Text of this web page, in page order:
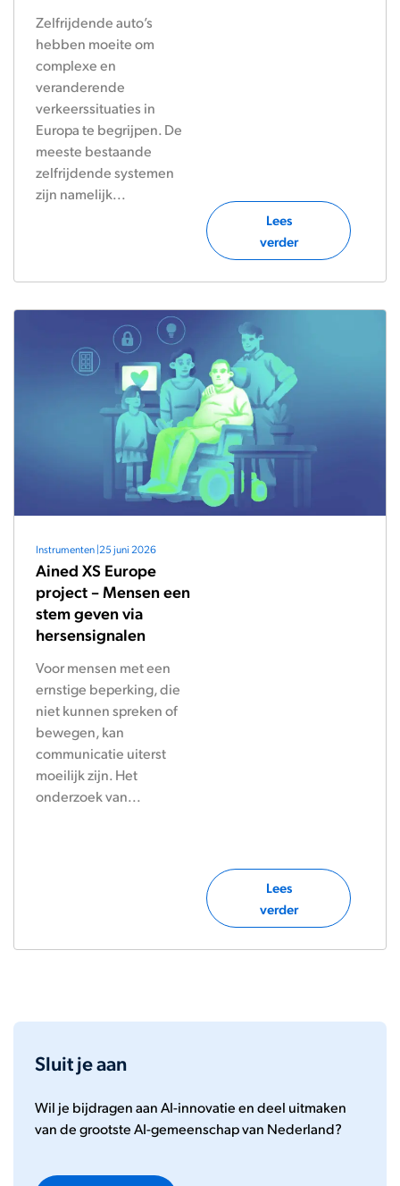
Zelfrijdende auto’s
hebben moeite om
complexe en
veranderende
verkeerssituaties in
Europa te begrijpen. De
meeste bestaande
zelfrijdende systemen
zijn namelijk...
Lees
verder
Instrumenten|25 juni 2026
Ained XS Europe
project – Mensen een
stem geven via
hersensignalen
Voor mensen met een
ernstige beperking, die
niet kunnen spreken of
bewegen, kan
communicatie uiterst
moeilijk zijn. Het
onderzoek van...
Lees
verder
Sluit je aan
Wil je bijdragen aan AI-innovatie en deel uitmaken
van de grootste AI-gemeenschap van Nederland?